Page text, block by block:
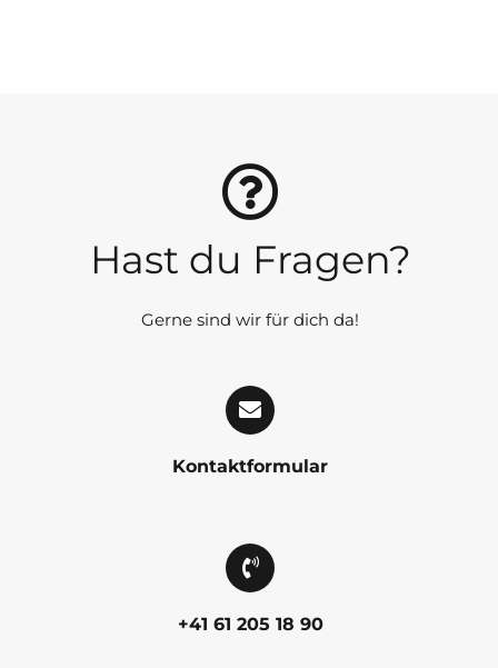
Hast du Fragen?
Gerne sind wir für dich da!
Kontaktformular
+41 61 205 18 90